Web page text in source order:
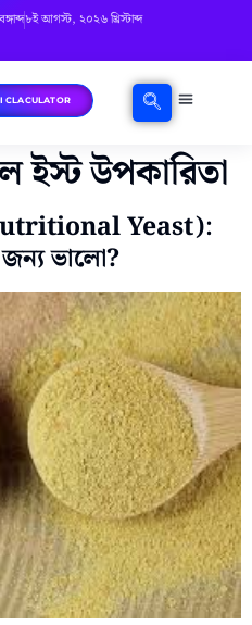
৮ই আগস্ট, ২০২৬ খ্রিস্টাব্দ
CLACULATOR
ইস্ট উপকারিতা
Yeast):
ভালো?